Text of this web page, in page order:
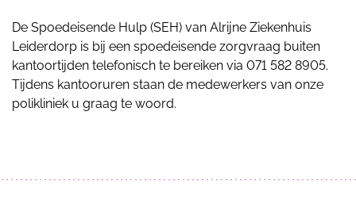
De Spoedeisende Hulp (SEH) van Alrijne Ziekenhuis
Leiderdorp is bij een spoedeisende zorgvraag buiten
kantoortijden telefonisch te bereiken via 071 582 8905.
Tijdens kantooruren staan de medewerkers van onze
polikliniek u graag te woord.